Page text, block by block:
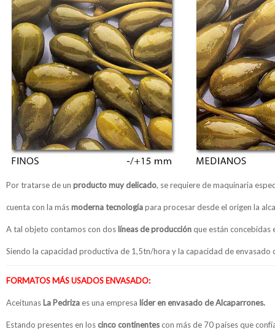
Por tratarse de un producto muy delicado, se requiere de maquinaria
cuenta con la másmoderna tecnologíapara procesar desde el origen la
A tal objeto contamos con dos líneas de producciónque están concebidas
Siendo la capacidad productiva de 1,5tn/hora y la capacidad de envasado
FORMATOS MÁS USADOS ENVASADO:
Aceitunas La Pedriza es una empresa líder en envasado de Alcaparrones.
Estando presentes en los cinco continentescon más de 70 países que